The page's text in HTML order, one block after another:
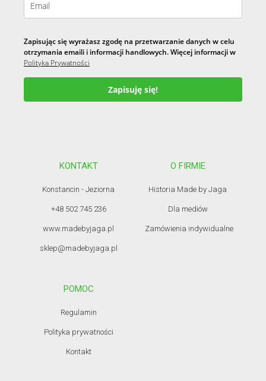
Zapisując się wyrażasz zgodę na przetwarzanie danych w celu
otrzymania emaili i informacji handlowych. Więcej informacji w
Polityka Prywatności
Zapisuję się!
KONTAKT
Konstancin - Jeziorna
+48 502 745 236
www.madebyjaga.pl
sklep@madebyjaga.pl
O FIRMIE
Historia Made by Jaga
Dla mediów
Zamówienia indywidualne
POMOC
Regulamin
Polityka prywatności
Kontakt